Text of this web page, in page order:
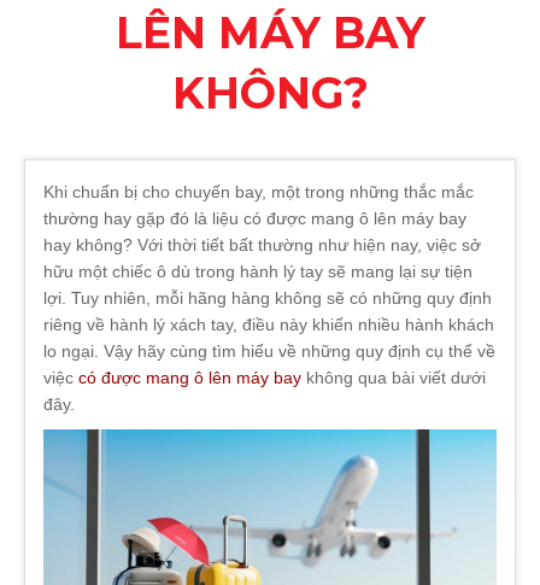
LÊN MÁY BAY
KHÔNG?
Khi chuẩn bị cho chuyến bay, một trong những thắc mắc
thường hay gặp đó là liệu có được mang ô lên máy bay
hay không? Với thời tiết bất thường như hiện nay, việc sở
hữu một chiếc ô dù trong hành lý tay sẽ mang lại sự tiện
lợi. Tuy nhiên, mỗi hãng hàng không sẽ có những quy định
riêng về hành lý xách tay, điều này khiến nhiều hành khách
lo ngại. Vậy hãy cùng tìm hiểu về những quy định cụ thể về
việc có được mang ô lên máy bay không qua bài viết dưới
đây.